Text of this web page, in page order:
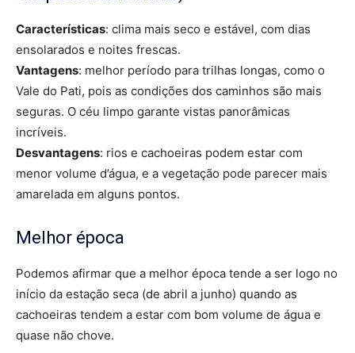
Características: clima mais seco e estável, com dias
ensolarados e noites frescas.
Vantagens: melhor período para trilhas longas, como o
Vale do Pati, pois as condições dos caminhos são mais
seguras. O céu limpo garante vistas panorâmicas
incríveis.
Desvantagens: rios e cachoeiras podem estar com
menor volume d’água, e a vegetação pode parecer mais
amarelada em alguns pontos.
Melhor época
Podemos afirmar que a melhor época tende a ser logo no
início da estação seca (de abril a junho) quando as
cachoeiras tendem a estar com bom volume de água e
quase não chove.